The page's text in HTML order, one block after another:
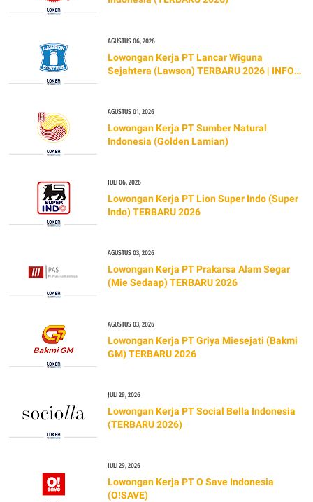
AGUSTUS 06, 2026
Lowongan Kerja PT Lancar Wiguna
Sejahtera (Lawson) TERBARU 2026 | INFO
AGUSTUS 01, 2026
Lowongan Kerja PT Sumber Natural
Indonesia (Golden Lamian)
JULI 06, 2026
Lowongan Kerja PT Lion Super Indo (Super
Indo) TERBARU 2026
AGUSTUS 03, 2026
Lowongan Kerja PT Prakarsa Alam Segar
(Mie Sedaap) TERBARU 2026
AGUSTUS 03, 2026
Lowongan Kerja PT Griya Miesejati (Bakmi
GM) TERBARU 2026
JULI 29, 2026
Lowongan Kerja PT Social Bella Indonesia
(TERBARU 2026)
JULI 29, 2026
Lowongan Kerja PT O Save Indonesia
(O!SAVE)